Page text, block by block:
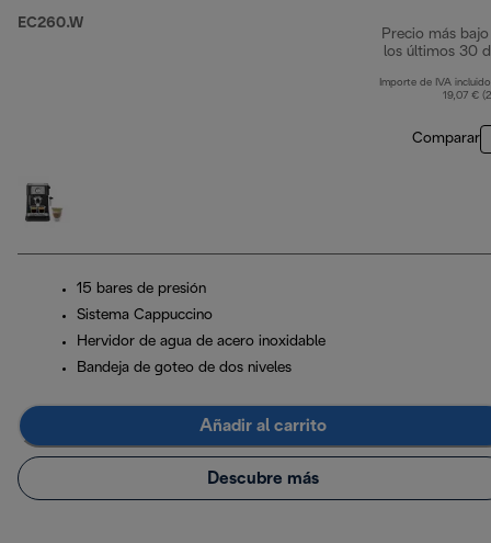
EC260.W
Precio más bajo
los últimos 30
Importe de IVA
19,07 €
Comparar
15 bares de presión
Sistema Cappuccino
Hervidor de agua de acero inoxidable
Bandeja de goteo de dos niveles
Añadir al carrito
Descubre más